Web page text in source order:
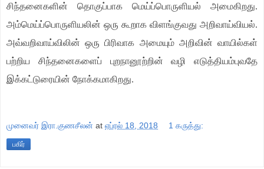
சிந்தனைகளின் தொகுப்பாக மெய்ப்பொருளியல் அமைகிறது.
அம்மெய்ப்பொருளியலின் ஒரு கூறாக விளங்குவது அறிவாய்வியல்.
அவ்வறிவாய்விலின் ஒரு பிரிவாக அமையும் அறிவின் வாயில்கள்
பற்றிய சிந்தனைகளைப் புறநானூற்றின் வழி எடுத்தியம்புவதே
இக்கட்டுரையின் நோக்கமாகிறது.
முனைவர் இரா.குணசீலன் at ஏப்ரல் 18, 2018 1 கருத்து:
பகிர்